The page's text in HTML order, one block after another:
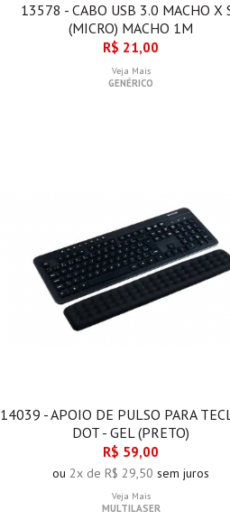
13578 - CABO USB 3.0 MACHO X
(MICRO) MACHO 1M
R$ 21,00
Veja Mais
GENÉRICO
14039 - APOIO DE PULSO PARA
DOT - GEL (PRETO)
R$ 59,00
ou 2x de R$ 29,50 sem juros
Veja Mais
MULTILASER